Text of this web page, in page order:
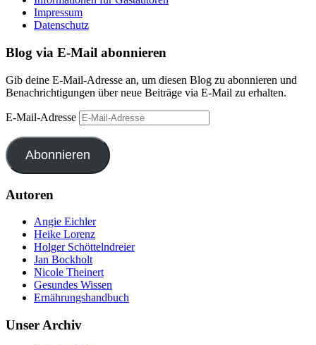
Impressum
Datenschutz
Blog via E-Mail abonnieren
Gib deine E-Mail-Adresse an, um diesen Blog zu abonnieren und
Benachrichtigungen über neue Beiträge via E-Mail zu erhalten.
E-Mail-Adresse
Abonnieren
Autoren
Angie Eichler
Heike Lorenz
Holger Schöttelndreier
Jan Bockholt
Nicole Theinert
Gesundes Wissen
Ernährungshandbuch
Unser Archiv